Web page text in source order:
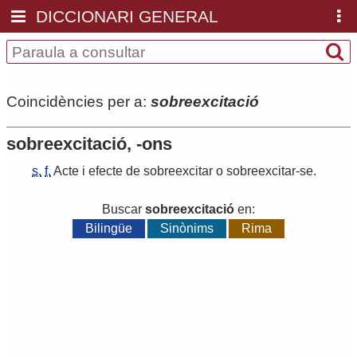
DICCIONARI GENERAL
Coincidències per a: sobreexcitació
sobreexcitació, -ons
s. f. Acte i efecte de sobreexcitar o sobreexcitar-se.
Buscar sobreexcitació en:
Bilingüe
Sinònims Rima